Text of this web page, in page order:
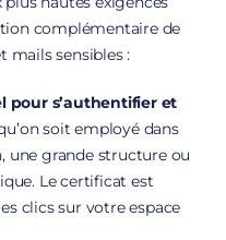
complémentaire de
mails sensibles :
pour s’authentifier et
soit employé dans
une grande structure ou
Le certificat est
clics sur votre espace